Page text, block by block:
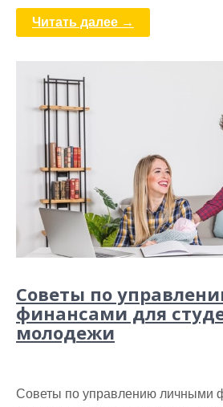
Читать далее →
Советы по
финансами для
молодежи
Советы по управлению личными